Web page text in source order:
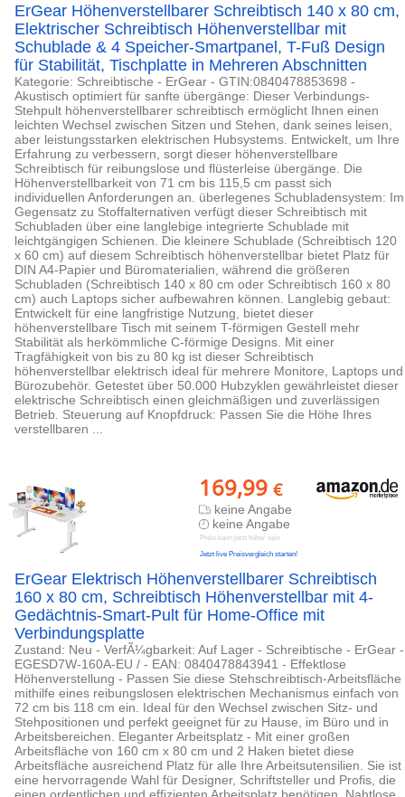
ErGear Höhenverstellbarer Schreibtisch 140 x 80 cm,
Elektrischer Schreibtisch Höhenverstellbar mit
Schublade & 4 Speicher-Smartpanel, T-Fuß Design
für Stabilität, Tischplatte in Mehreren Abschnitten
Kategorie: Schreibtische - ErGear - GTIN:0840478853698 -
Akustisch optimiert für sanfte übergänge: Dieser Verbindungs-
Stehpult höhenverstellbarer schreibtisch ermöglicht Ihnen einen
leichten Wechsel zwischen Sitzen und Stehen, dank seines leisen,
aber leistungsstarken elektrischen Hubsystems. Entwickelt, um Ihre
Erfahrung zu verbessern, sorgt dieser höhenverstellbare
Schreibtisch für reibungslose und flüsterleise übergänge. Die
Höhenverstellbarkeit von 71 cm bis 115,5 cm passt sich
individuellen Anforderungen an. überlegenes Schubladensystem: Im
Gegensatz zu Stoffalternativen verfügt dieser Schreibtisch mit
Schubladen über eine langlebige integrierte Schublade mit
leichtgängigen Schienen. Die kleinere Schublade (Schreibtisch 120
x 60 cm) auf diesem Schreibtisch höhenverstellbar bietet Platz für
DIN A4-Papier und Büromaterialien, während die größeren
Schubladen (Schreibtisch 140 x 80 cm oder Schreibtisch 160 x 80
cm) auch Laptops sicher aufbewahren können. Langlebig gebaut:
Entwickelt für eine langfristige Nutzung, bietet dieser
höhenverstellbare Tisch mit seinem T-förmigen Gestell mehr
Stabilität als herkömmliche C-förmige Designs. Mit einer
Tragfähigkeit von bis zu 80 kg ist dieser Schreibtisch
höhenverstellbar elektrisch ideal für mehrere Monitore, Laptops und
Bürozubehör. Getestet über 50.000 Hubzyklen gewährleistet dieser
elektrische Schreibtisch einen gleichmäßigen und zuverlässigen
Betrieb. Steuerung auf Knopfdruck: Passen Sie die Höhe Ihres
verstellbaren ...
169,99 €
keine Angabe
keine Angabe
Preis kann jetzt höher sein
Jetzt live Preisvergleich starten!
ErGear Elektrisch Höhenverstellbarer Schreibtisch
160 x 80 cm, Schreibtisch Höhenverstellbar mit 4-
Gedächtnis-Smart-Pult für Home-Office mit
Verbindungsplatte
Zustand: Neu - VerfÃ¼gbarkeit: Auf Lager - Schreibtische - ErGear -
EGESD7W-160A-EU / - EAN: 0840478843941 - Effektlose
Höhenverstellung - Passen Sie diese Stehschreibtisch-Arbeitsfläche
mithilfe eines reibungslosen elektrischen Mechanismus einfach von
72 cm bis 118 cm ein. Ideal für den Wechsel zwischen Sitz- und
Stehpositionen und perfekt geeignet für zu Hause, im Büro und in
Arbeitsbereichen. Eleganter Arbeitsplatz - Mit einer großen
Arbeitsfläche von 160 cm x 80 cm und 2 Haken bietet diese
Arbeitsfläche ausreichend Platz für alle Ihre Arbeitsutensilien. Sie ist
eine hervorragende Wahl für Designer, Schriftsteller und Profis, die
einen ordentlichen und effizienten Arbeitsplatz benötigen. Nahtlose